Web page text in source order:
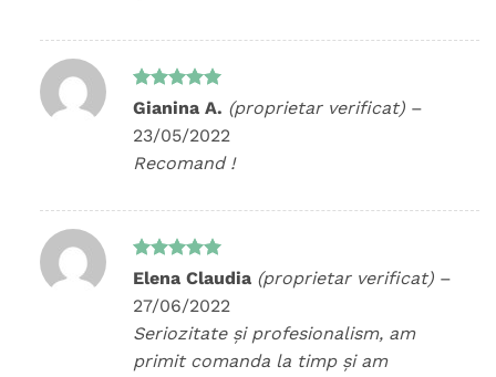
Evaluat la
Gianina A. (proprietar verificat) –
23/05/2022
Recomand !
Evaluat la
Elena Claudia (proprietar verificat) –
27/06/2022
Seriozitate și profesionalism, am
primit comanda la timp și am